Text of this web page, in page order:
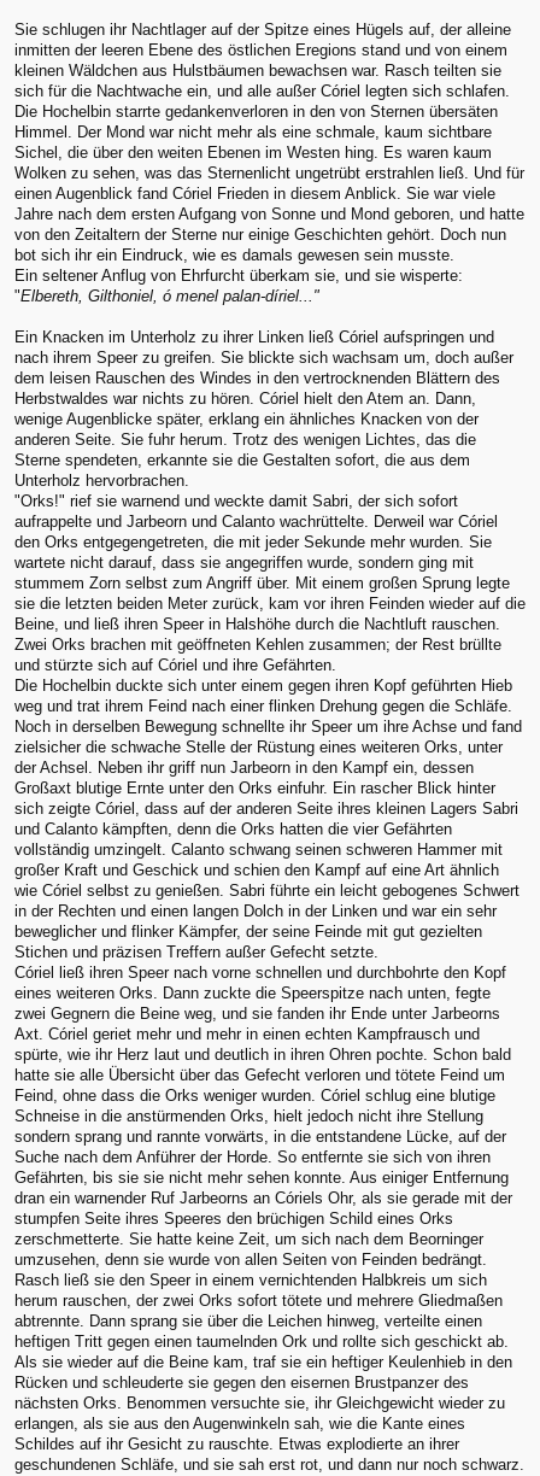
Sie schlugen ihr Nachtlager auf der Spitze eines Hügels auf, der alleine
inmitten der leeren Ebene des östlichen Eregions stand und von einem
kleinen Wäldchen aus Hulstbäumen bewachsen war. Rasch teilten sie
sich für die Nachtwache ein, und alle außer Córiel legten sich schlafen.
Die Hochelbin starrte gedankenverloren in den von Sternen übersäten
Himmel. Der Mond war nicht mehr als eine schmale, kaum sichtbare
Sichel, die über den weiten Ebenen im Westen hing. Es waren kaum
Wolken zu sehen, was das Sternenlicht ungetrübt erstrahlen ließ. Und für
einen Augenblick fand Córiel Frieden in diesem Anblick. Sie war viele
Jahre nach dem ersten Aufgang von Sonne und Mond geboren, und hatte
von den Zeitaltern der Sterne nur einige Geschichten gehört. Doch nun
bot sich ihr ein Eindruck, wie es damals gewesen sein musste.
Ein seltener Anflug von Ehrfurcht überkam sie, und sie wisperte:
"Elbereth, Gilthoniel, ó menel palan-díriel..."
Ein Knacken im Unterholz zu ihrer Linken ließ Córiel aufspringen und
nach ihrem Speer zu greifen. Sie blickte sich wachsam um, doch außer
dem leisen Rauschen des Windes in den vertrocknenden Blättern des
Herbstwaldes war nichts zu hören. Córiel hielt den Atem an. Dann,
wenige Augenblicke später, erklang ein ähnliches Knacken von der
anderen Seite. Sie fuhr herum. Trotz des wenigen Lichtes, das die
Sterne spendeten, erkannte sie die Gestalten sofort, die aus dem
Unterholz hervorbrachen.
"Orks!" rief sie warnend und weckte damit Sabri, der sich sofort
aufrappelte und Jarbeorn und Calanto wachrüttelte. Derweil war Córiel
den Orks entgegengetreten, die mit jeder Sekunde mehr wurden. Sie
wartete nicht darauf, dass sie angegriffen wurde, sondern ging mit
stummem Zorn selbst zum Angriff über. Mit einem großen Sprung legte
sie die letzten beiden Meter zurück, kam vor ihren Feinden wieder auf die
Beine, und ließ ihren Speer in Halshöhe durch die Nachtluft rauschen.
Zwei Orks brachen mit geöffneten Kehlen zusammen; der Rest brüllte
und stürzte sich auf Córiel und ihre Gefährten.
Die Hochelbin duckte sich unter einem gegen ihren Kopf geführten Hieb
weg und trat ihrem Feind nach einer flinken Drehung gegen die Schläfe.
Noch in derselben Bewegung schnellte ihr Speer um ihre Achse und fand
zielsicher die schwache Stelle der Rüstung eines weiteren Orks, unter
der Achsel. Neben ihr griff nun Jarbeorn in den Kampf ein, dessen
Großaxt blutige Ernte unter den Orks einfuhr. Ein rascher Blick hinter
sich zeigte Córiel, dass auf der anderen Seite ihres kleinen Lagers Sabri
und Calanto kämpften, denn die Orks hatten die vier Gefährten
vollständig umzingelt. Calanto schwang seinen schweren Hammer mit
großer Kraft und Geschick und schien den Kampf auf eine Art ähnlich
wie Córiel selbst zu genießen. Sabri führte ein leicht gebogenes Schwert
in der Rechten und einen langen Dolch in der Linken und war ein sehr
beweglicher und flinker Kämpfer, der seine Feinde mit gut gezielten
Stichen und präzisen Treffern außer Gefecht setzte.
Córiel ließ ihren Speer nach vorne schnellen und durchbohrte den Kopf
eines weiteren Orks. Dann zuckte die Speerspitze nach unten, fegte
zwei Gegnern die Beine weg, und sie fanden ihr Ende unter Jarbeorns
Axt. Córiel geriet mehr und mehr in einen echten Kampfrausch und
spürte, wie ihr Herz laut und deutlich in ihren Ohren pochte. Schon bald
hatte sie alle Übersicht über das Gefecht verloren und tötete Feind um
Feind, ohne dass die Orks weniger wurden. Córiel schlug eine blutige
Schneise in die anstürmenden Orks, hielt jedoch nicht ihre Stellung
sondern sprang und rannte vorwärts, in die entstandene Lücke, auf der
Suche nach dem Anführer der Horde. So entfernte sie sich von ihren
Gefährten, bis sie sie nicht mehr sehen konnte. Aus einiger Entfernung
dran ein warnender Ruf Jarbeorns an Córiels Ohr, als sie gerade mit der
stumpfen Seite ihres Speeres den brüchigen Schild eines Orks
zerschmetterte. Sie hatte keine Zeit, um sich nach dem Beorninger
umzusehen, denn sie wurde von allen Seiten von Feinden bedrängt.
Rasch ließ sie den Speer in einem vernichtenden Halbkreis um sich
herum rauschen, der zwei Orks sofort tötete und mehrere Gliedmaßen
abtrennte. Dann sprang sie über die Leichen hinweg, verteilte einen
heftigen Tritt gegen einen taumelnden Ork und rollte sich geschickt ab.
Als sie wieder auf die Beine kam, traf sie ein heftiger Keulenhieb in den
Rücken und schleuderte sie gegen den eisernen Brustpanzer des
nächsten Orks. Benommen versuchte sie, ihr Gleichgewicht wieder zu
erlangen, als sie aus den Augenwinkeln sah, wie die Kante eines
Schildes auf ihr Gesicht zu rauschte. Etwas explodierte an ihrer
geschundenen Schläfe, und sie sah erst rot, und dann nur noch schwarz.